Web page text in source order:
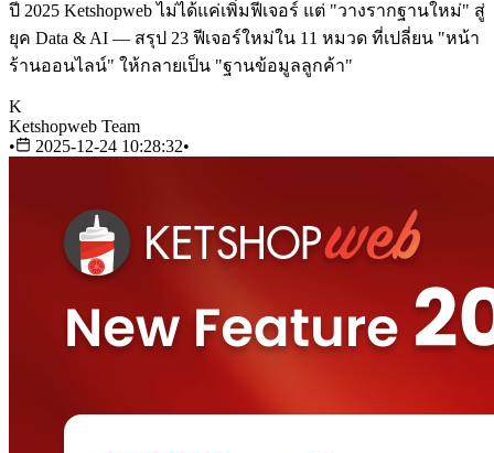
ปี 2025 Ketshopweb ไม่ได้แค่เพิ่มฟีเจอร์ แต่ "วางรากฐานใหม่" สู่
ยุค Data & AI — สรุป 23 ฟีเจอร์ใหม่ใน 11 หมวด ที่เปลี่ยน "หน้า
ร้านออนไลน์" ให้กลายเป็น "ฐานข้อมูลลูกค้า"
K
Ketshopweb Team
•
2025-12-24 10:28:32•